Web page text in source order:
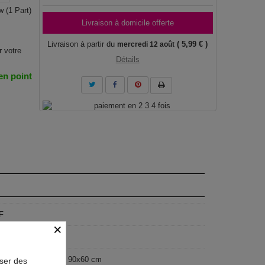
(1 Part)
votre
point
Livraison à domicile offerte
Livraison à partir du mercredi 12 août ( 5,99 € )
Détails
cm, 120x80 cm, 90x60 cm
×
des